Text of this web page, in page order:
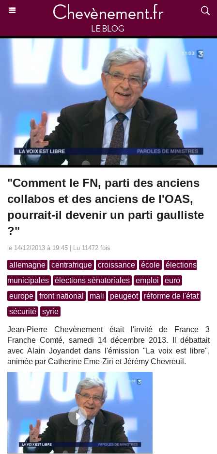
"Comment le FN, parti des anciens
collabos et des anciens de l'OAS,
pourrait-il devenir un parti gaulliste
?"
le 14/12/2013 à 19:45 | Lu 11472 fois
allemagne centrafrique croissance école
élections
municipales
élections sénatoriales emploi
euro
europe
front national mali peugeot
réforme de l'état
sécurité
syrie
Jean-Pierre Chevènement était l'invité de France 3
Franche Comté, samedi 14 décembre 2013. Il débattait
avec Alain Joyandet dans l'émission "La voix est libre",
animée par Catherine Eme-Ziri et Jérémy Chevreuil.